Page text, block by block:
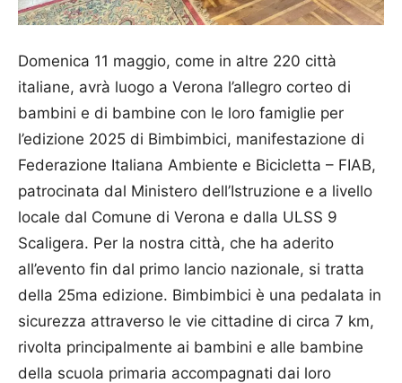
Domenica 11 maggio, come in altre 220 città
italiane, avrà luogo a Verona l’allegro corteo di
bambini e di bambine con le loro famiglie per
l’edizione 2025 di Bimbimbici, manifestazione di
Federazione Italiana Ambiente e Bicicletta – FIAB,
patrocinata dal Ministero dell’Istruzione e a livello
locale dal Comune di Verona e dalla ULSS 9
Scaligera. Per la nostra città, che ha aderito
all’evento fin dal primo lancio nazionale, si tratta
della 25ma edizione. Bimbimbici è una pedalata in
sicurezza attraverso le vie cittadine di circa 7 km,
rivolta principalmente ai bambini e alle bambine
della scuola primaria accompagnati dai loro